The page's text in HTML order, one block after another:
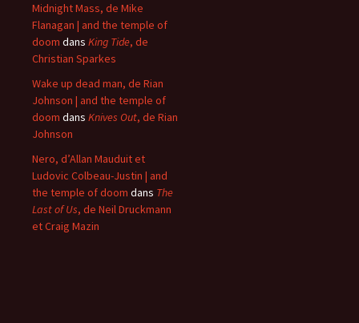
Midnight Mass, de Mike
Flanagan | and the temple of
doom dans King Tide, de
Christian Sparkes
Wake up dead man, de Rian
Johnson | and the temple of
doom dans Knives Out, de Rian
Johnson
Nero, d’Allan Mauduit et
Ludovic Colbeau-Justin | and
the temple of doom dans The
Last of Us, de Neil Druckmann
et Craig Mazin